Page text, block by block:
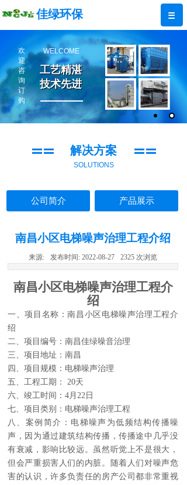
佳绿环保
欢
迎
咨
询
订
购
WELCOME
工艺精湛
技术先进
工艺精湛
技术先进
解决方案
SOLUTIONS
公司简介 产品展示
南昌小区电梯噪声治理工程介绍
来源: 发布时间: 2022-08-27 2325 次浏览
南昌小区电梯噪声治理工程介
绍
一、项目名称：南昌小区电梯噪声治理工程介
绍
二、项目编号：南昌佳绿噪音治理
三、项目地址：南昌
四、项目规模：电梯噪声治理
五、工程工期： 20天
六、竣工时间：4月22日
七、项目类别：电梯噪声治理工程
八、案例简介：电梯噪声为低频结构传播噪
声，因为通过建筑结构传播，传播途中几乎没
有衰减，影响比较远。虽然听觉上不是很大，
但会严重损害人们的内脏。随着人们对噪声危
害的认识，许多负责任的房产公司都非常重视